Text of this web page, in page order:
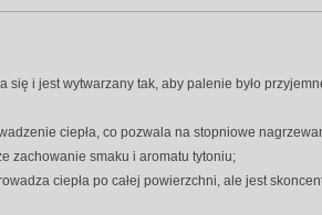
i jest wytwarzany tak, aby palenie było
ciepła, co pozwala na stopniowe
zachowanie smaku i aromatu tytoniu;
ciepła po całej powierzchni, ale jest